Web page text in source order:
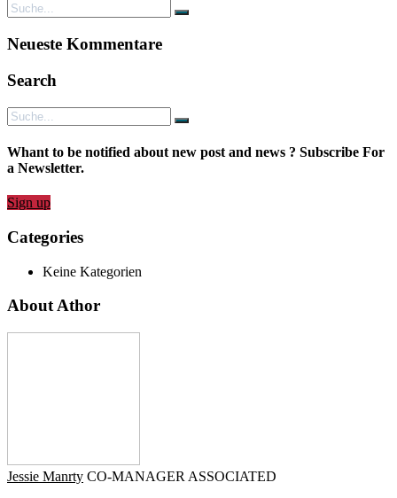
Neueste Kommentare
Search
Whant to be notified about new post and news ? Subscribe For
a Newsletter.
Sign up
Categories
Keine Kategorien
About Athor
Jessie Manrty CO-MANAGER ASSOCIATED